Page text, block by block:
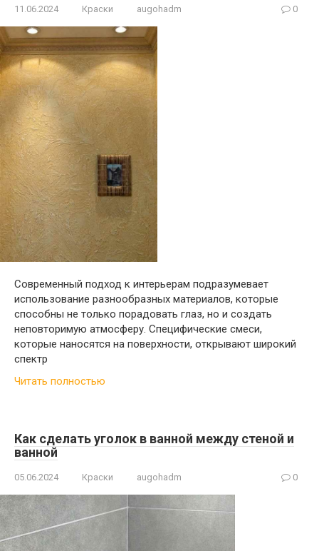
11.06.2024 Краски augohadm 0
Современный подход к интерьерам подразумевает
использование разнообразных материалов, которые
способны не только порадовать глаз, но и создать
неповторимую атмосферу. Специфические смеси,
которые наносятся на поверхности, открывают широкий
спектр
Читать полностью
Как сделать уголок в ванной между стеной и
ванной
05.06.2024 Краски augohadm 0